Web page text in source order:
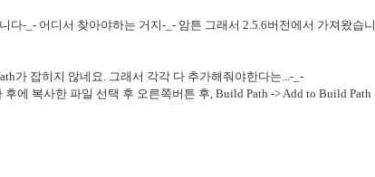
-_- 어디서 찾아야하는 거지-_- 암튼 그래서 2.5.6버전에서 가져왔습니
가 잡히지 않네요. 그래서 각각 다 추가해줘야한다는...-_-
에 복사한 파일 선택 후 오른쪽버튼 후, Build Path -> Add to Build Path